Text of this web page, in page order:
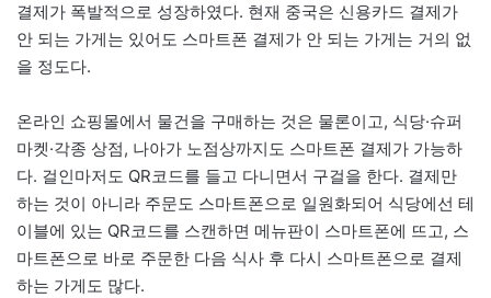
결제가 폭발적으로 성장하였다. 현재 중국은 신용카드 결제가
안 되는 가게는 있어도 스마트폰 결제가 안 되는 가게는 거의 없
을 정도다.
온라인 쇼핑몰에서 물건을 구매하는 것은 물론이고, 식당·슈퍼
마켓·각종 상점, 나아가 노점상까지도 스마트폰 결제가 가능하
다. 걸인마저도 QR코드를 들고 다니면서 구걸을 한다. 결제만
하는 것이 아니라 주문도 스마트폰으로 일원화되어 식당에선 테
이블에 있는 QR코드를 스캔하면 메뉴판이 스마트폰에 뜨고, 스
마트폰으로 바로 주문한 다음 식사 후 다시 스마트폰으로 결제
하는 가게도 많다.